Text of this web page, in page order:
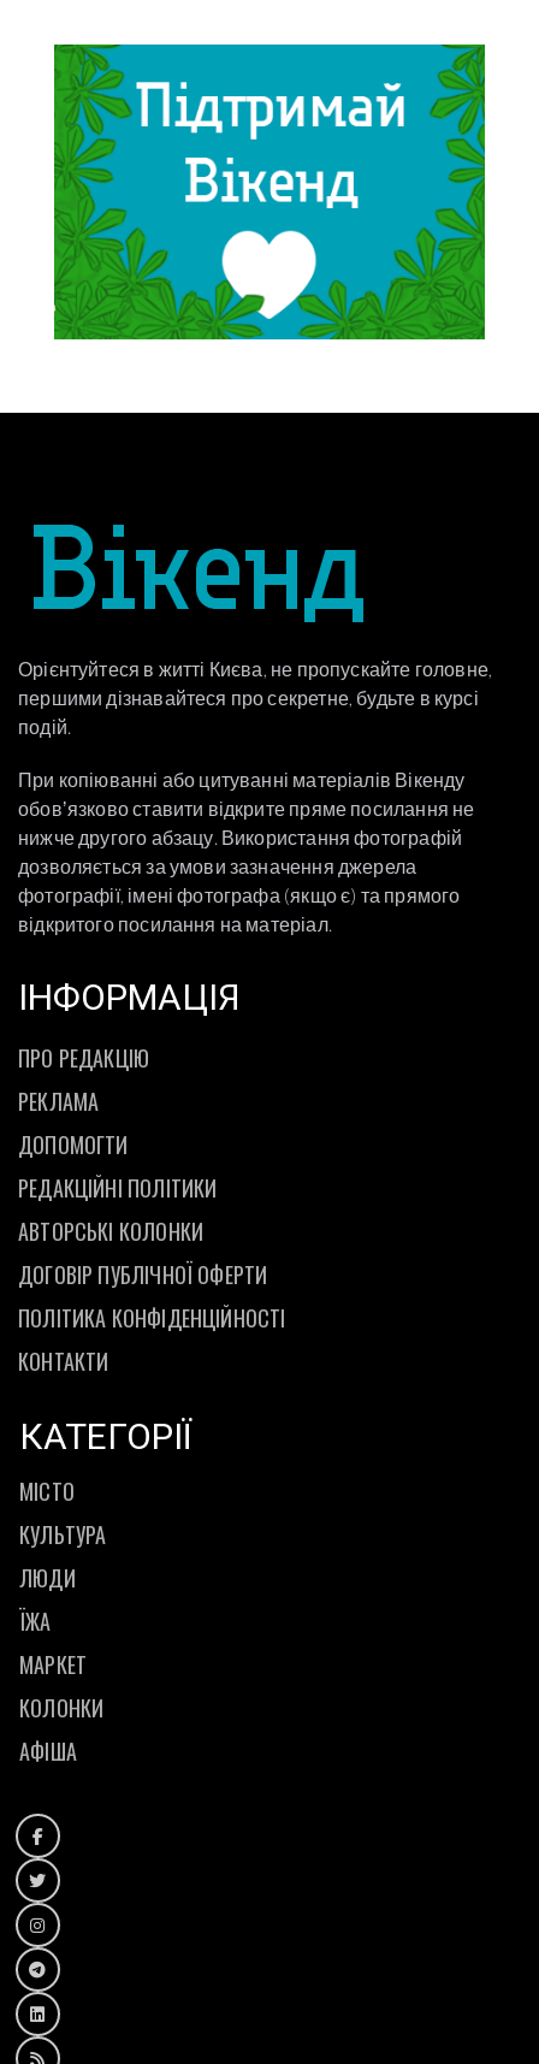
Орієнтуйтеся в житті Києва, не пропускайте головне,
першими дізнавайтеся про секретне, будьте в курсі
подій.
При копіюванні або цитуванні матеріалів Вікенду
обовʼязково ставити відкрите пряме посилання не
нижче другого абзацу. Використання фотографій
дозволяється за умови зазначення джерела
фотографії, імені фотографа (якщо є) та прямого
відкритого посилання на матеріал.
ІНФОРМАЦІЯ
ПРО РЕДАКЦІЮ
РЕКЛАМА
ДОПОМОГТИ
РЕДАКЦІЙНІ ПОЛІТИКИ
АВТОРСЬКІ КОЛОНКИ
ДОГОВІР ПУБЛІЧНОЇ ОФЕРТИ
ПОЛІТИКА КОНФІДЕНЦІЙНОСТІ
КОНТАКТИ
КАТЕГОРІЇ
МІСТО
КУЛЬТУРА
ЛЮДИ
ЇЖА
МАРКЕТ
КОЛОНКИ
АФІША